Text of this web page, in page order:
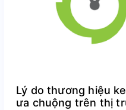
Lý do thương hiệu
ưa chuộng trên thị